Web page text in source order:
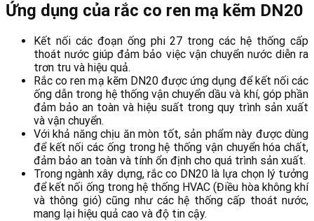
Ứng dụng của rắc co ren mạ kẽm DN20
Kết nối các đoạn ống phi 27 trong các hệ thống cấp
thoát nước giúp đảm bảo việc vận chuyển nước diễn ra
trơn tru và hiệu quả.
Rắc co ren mạ kẽm DN20 được ứng dụng để kết nối các
ống dẫn trong hệ thống vận chuyển dầu và khí, góp phần
đảm bảo an toàn và hiệu suất trong quy trình sản xuất
và vận chuyển.
Với khả năng chịu ăn mòn tốt, sản phẩm này được dùng
để kết nối các ống trong hệ thống vận chuyển hóa chất,
đảm bảo an toàn và tính ổn định cho quá trình sản xuất.
Trong ngành xây dựng, rắc co DN20 là lựa chọn lý tưởng
để kết nối ống trong hệ thống HVAC (Điều hòa không khí
và thông gió) cũng như các hệ thống cấp thoát nước,
mang lại hiệu quả cao và độ tin cậy.